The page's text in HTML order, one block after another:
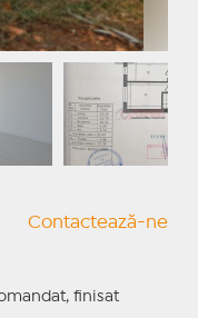
Contactează-ne
finisat